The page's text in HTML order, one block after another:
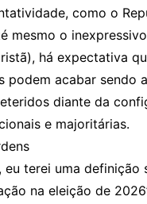
como o
mesmo o
há expectativa
podem acabar sendo
diante da
e majoritárias.
eu terei uma definição
na eleição de